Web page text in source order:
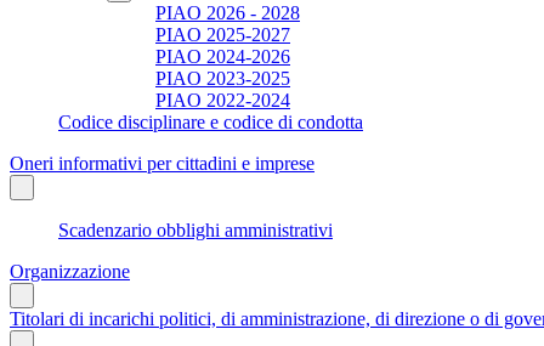
PIAO 2026 - 2028
PIAO 2025-2027
PIAO 2024-2026
PIAO 2023-2025
PIAO 2022-2024
Codice disciplinare e codice di condotta
Oneri informativi per cittadini e imprese
Scadenzario obblighi amministrativi
Organizzazione
Titolari di incarichi politici, di amministrazione, di direzione o di